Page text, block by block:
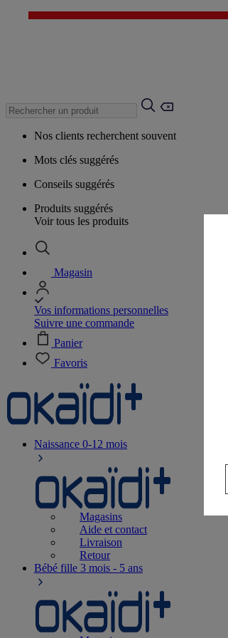
Nos clients recherchent souvent
Mots clés suggérés
Conseils suggérés
Produits suggérés
Voir tous les produits
Magasin
Vos informations personnelles
Suivre une commande
Panier
Favoris
Naissance 0-12 mois
Magasins
Aide et contact
Livraison
Retour
Bébé fille 3 mois - 5 ans